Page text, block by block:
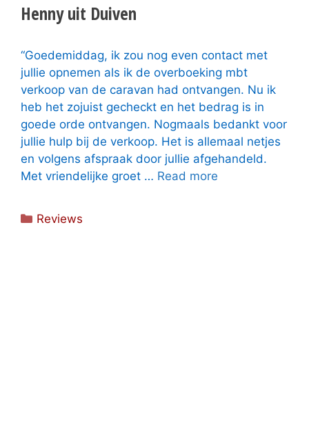
Henny uit Duiven
“Goedemiddag, ik zou nog even contact met
jullie opnemen als ik de overboeking mbt
verkoop van de caravan had ontvangen. Nu ik
heb het zojuist gecheckt en het bedrag is in
goede orde ontvangen. Nogmaals bedankt voor
jullie hulp bij de verkoop. Het is allemaal netjes
en volgens afspraak door jullie afgehandeld.
Met vriendelijke groet … Read more
Categorieën
Reviews